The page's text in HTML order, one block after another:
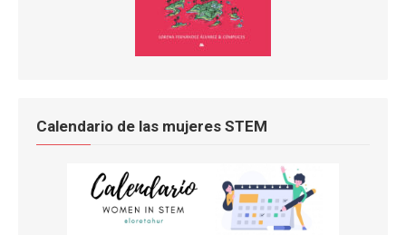
Calendario de las mujeres STEM